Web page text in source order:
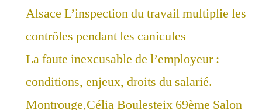
Alsace L’inspection du travail multiplie les
contrôles pendant les canicules
La faute inexcusable de l’employeur :
conditions, enjeux, droits du salarié.
Montrouge,Célia Boulesteix 69ème Salon